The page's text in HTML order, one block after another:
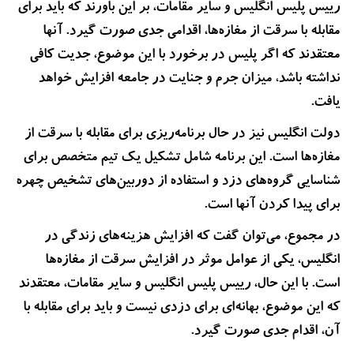
رییس پلیس انگلیس و سایر مقامات، بر این باورند که باید برای
مقابله با سرقت از مغازه‌ها، اقدامی جدی صورت گیرد. آنها
معتقدند که اگر پلیس در برخورد با این موضوع، جدیت کافی
نداشته باشد، میزان جرم و جنایت در جامعه افزایش خواهد
یافت.
دولت انگلیس نیز در حال برنامه‌ریزی برای مقابله با سرقت از
مغازه‌ها است. این برنامه شامل تشکیل یک تیم متخصص برای
شناسایی گروه‌های دزد و استفاده از دوربین‌های تشخیص چهره
برای پیدا کردن آنها است.
در مجموع، می‌توان گفت که افزایش هزینه‌های زندگی در
انگلیس، یکی از عوامل موثر در افزایش سرقت از مغازه‌ها
است. با این حال، رییس پلیس انگلیس و سایر مقامات، معتقدند
که این موضوع، بهانه‌ای برای دزدی نیست و باید برای مقابله با
آن، اقدام جدی صورت گیرد.